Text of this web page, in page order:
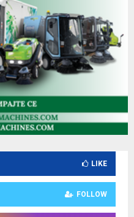
LIKE
FOLLOW